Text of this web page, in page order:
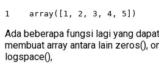
1    array([1, 2, 3, 4, 5])
Ada beberapa fungsi lagi yang
membuat array antara lain zeros(),
logspace(),